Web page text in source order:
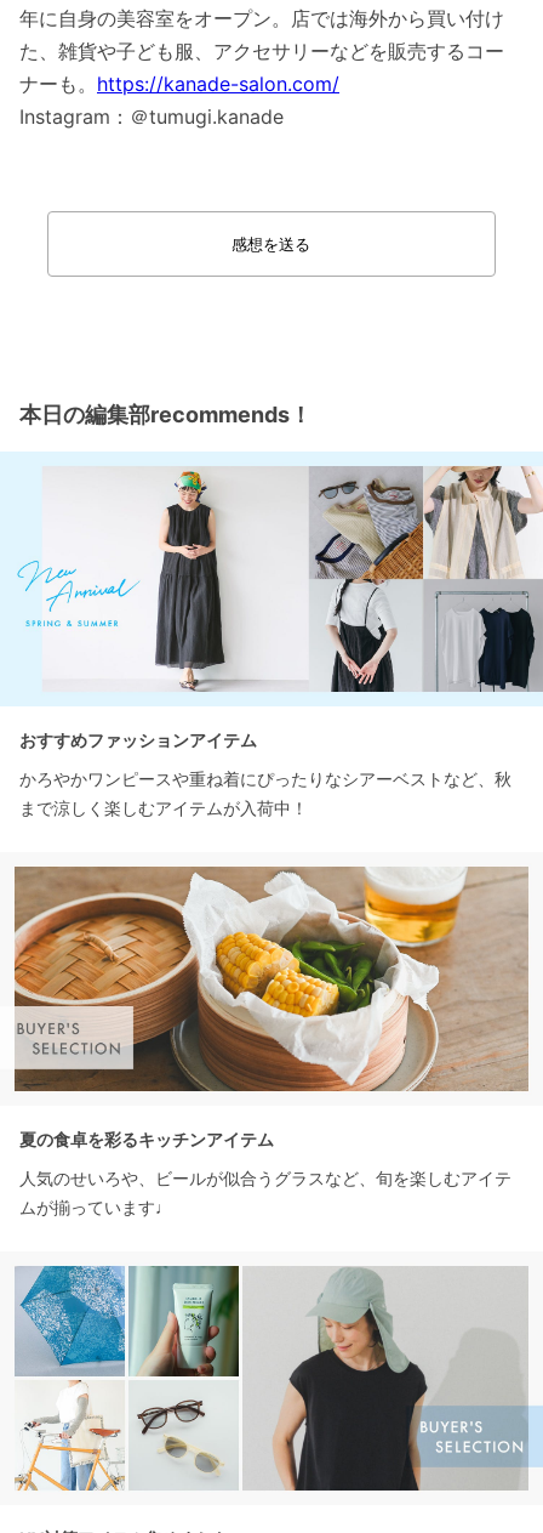
年に自身の美容室をオープン。店では海外から買い付け
た、雑貨や子ども服、アクセサリーなどを販売するコー
ナーも。 https://kanade-salon.com/
Instagram：＠tumugi.kanade
感想を送る
本日の編集部recommends！
おすすめファッションアイテム
かろやかワンピースや重ね着にぴったりなシアーベストなど、秋
まで涼しく楽しむアイテムが入荷中！
夏の食卓を彩るキッチンアイテム
人気のせいろや、ビールが似合うグラスなど、旬を楽しむアイテ
ムが揃っています♩